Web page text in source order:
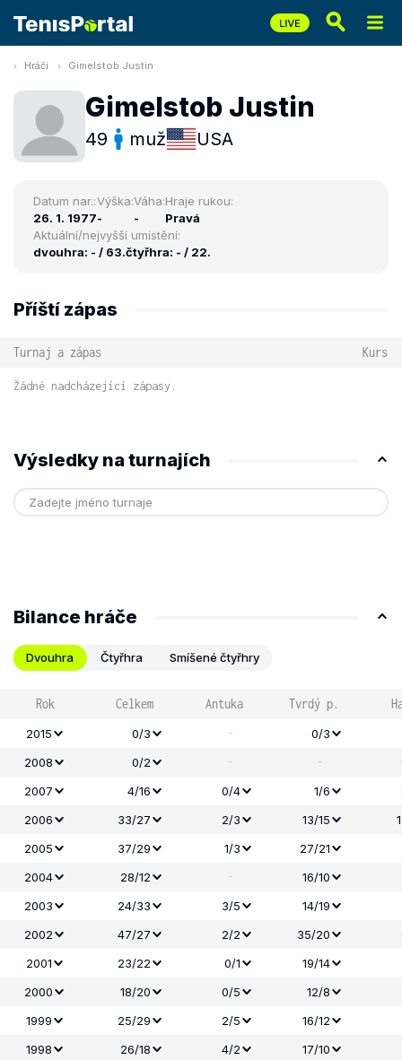
Hráči Gimelstob Justin
Gimelstob Justin
49 muž USA
Datum nar.:
26. 1. 1977
Výška:
-
Váha:
-
Hraje rukou:
Pravá
Aktuální/nejvyšší umístění:
dvouhra: - / 63.čtyřhra: - / 22.
Příští zápas
Turnaj a zápas Kurs
Žádné nadcházející zápasy.
Výsledky na turnajích
Bilance hráče
Dvouhra Čtyřhra Smíšené čtyřhry
Rok Celkem Antuka Tvrdý p.
2015 0/3 -
0/3
2008
0/2 - -
2007
4/16 0/4 1/6
2006
33/27 2/3 13/15
2005
37/29 1/3 27/21
2004
28/12 - 16/10
2003
24/33 3/5 14/19
2002
47/27 2/2 35/20
2001
23/22 0/1 19/14
2000
18/20 0/5 12/8
1999
25/29 2/5 16/12
1998
26/18 4/2 17/10